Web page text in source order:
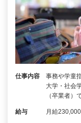
仕事内容
事務や学童
大学・社会
（卒業者）
給与 月給